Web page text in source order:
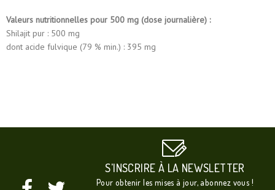
Valeurs nutritionnelles pour 500 mg (dose journalière) :
Shilajit pur : 500 mg
dont acide fulvique (79 % min.) : 395 mg
S'INSCRIRE À LA NEWSLETTER
Pour obtenir les mises à jour, abonnez vous !